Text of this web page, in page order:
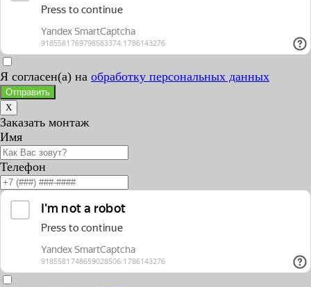
Я согласен(а) на обработку персональных данных
Отправить
X
Заказать монтаж
Имя
Телефон